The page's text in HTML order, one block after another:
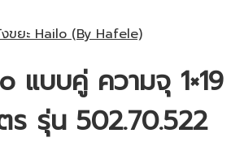
ขยะ Hailo (By Hafele)
แบบคู่ ความจุ 1×19
ร รุ่น 502.70.522